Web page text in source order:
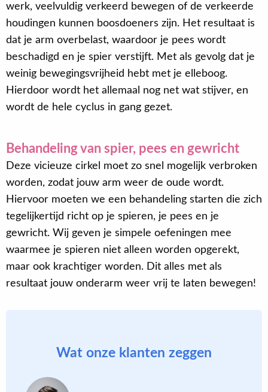
werk, veelvuldig verkeerd bewegen of de verkeerde
houdingen kunnen boosdoeners zijn. Het resultaat is
dat je arm overbelast, waardoor je pees wordt
beschadigd en je spier verstijft. Met als gevolg dat je
weinig bewegingsvrijheid hebt met je elleboog.
Hierdoor wordt het allemaal nog net wat stijver, en
wordt de hele cyclus in gang gezet.
Behandeling van spier, pees en gewricht
Deze vicieuze cirkel moet zo snel mogelijk verbroken
worden, zodat jouw arm weer de oude wordt.
Hiervoor moeten we een behandeling starten die zich
tegelijkertijd richt op je spieren, je pees en je
gewricht. Wij geven je simpele oefeningen mee
waarmee je spieren niet alleen worden opgerekt,
maar ook krachtiger worden. Dit alles met als
resultaat jouw onderarm weer vrij te laten bewegen!
Wat onze klanten zeggen